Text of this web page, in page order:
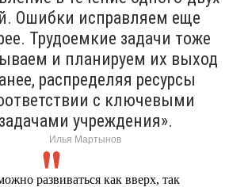
Ошибки исправляем еще
Трудоемкие задачи тоже
и планируем их выход
распределяя ресурсы
с ключевыми
задачами учреждения».
Илья Мартынов
развиваться как вверх, так